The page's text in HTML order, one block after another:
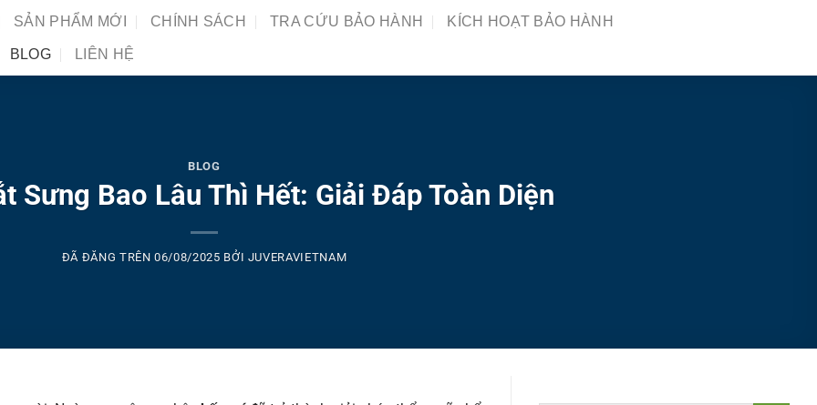
SẢN PHẨM MỚI CHÍNH SÁCH TRA CỨU BẢO HÀNH KÍCH HOẠT BẢO HÀNH
BLOG LIÊN HỆ
BLOG
Sưng Bao Lâu Thì Hết: Giải Đáp Toàn Diện
ĐÃ ĐĂNG TRÊN06/08/2025 BỞI JUVERAVIETNAM